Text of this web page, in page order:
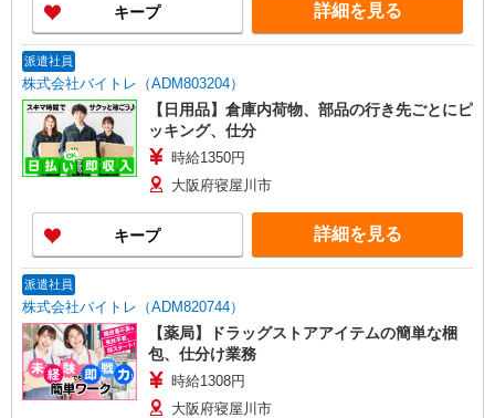
キープ 詳細を見る
派遣社員
株式会社バイトレ（ADM803204）
【日用品】倉庫内荷物、部品の行き先ごとにピ
ッキング、仕分
時給1350円
大阪府寝屋川市
キープ 詳細を見る
派遣社員
株式会社バイトレ（ADM820744）
【薬局】ドラッグストアアイテムの簡単な梱
包、仕分け業務
時給1308円
大阪府寝屋川市